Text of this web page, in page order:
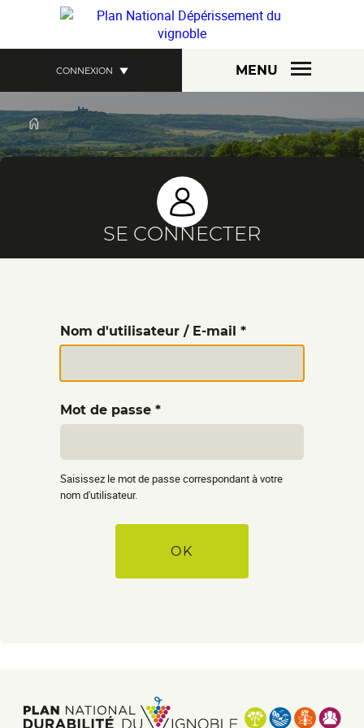
contenu
CONNEXION MENU
FIL
D'ARIANE
SE CONNECTER
Nom d'utilisateur / E-mail
Mot de passe
Saisissez le mot de passe correspondant à votre
nom d'utilisateur.